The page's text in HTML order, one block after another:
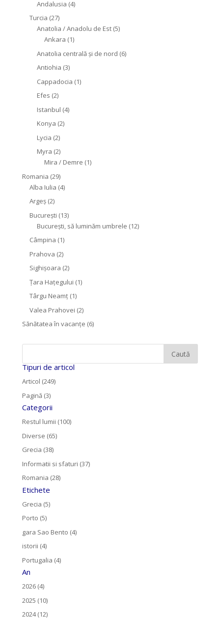
Andalusia (4)
Turcia (27)
Anatolia / Anadolu de Est(5)
Ankara (1)
Anatolia centrală și de nord (6)
Antiohia (3)
Cappadocia (1)
Efes (2)
Istanbul (4)
Konya (2)
Lycia (2)
Myra (2)
Mira / Demre (1)
Romania (29)
Alba Iulia (4)
Argeș(2)
București (13)
București, să luminăm umbrele (12)
Câmpina (1)
Prahova (2)
Sighişoara (2)
Țara Hațegului (1)
Târgu Neamţ(1)
Valea Prahovei (2)
Sănătatea în vacanțe (6)
Tipuri de articol
Articol (249)
Pagină (3)
Categorii
Restul lumii (100)
Diverse (65)
Grecia (38)
Informatii si sfaturi (37)
Romania (28)
Etichete
Grecia (5)
Porto (5)
gara Sao Bento (4)
istorii (4)
Portugalia (4)
An
2026 (4)
2025 (10)
2024 (12)